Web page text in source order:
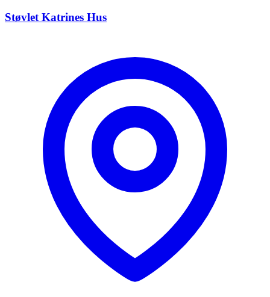
Støvlet Katrines Hus